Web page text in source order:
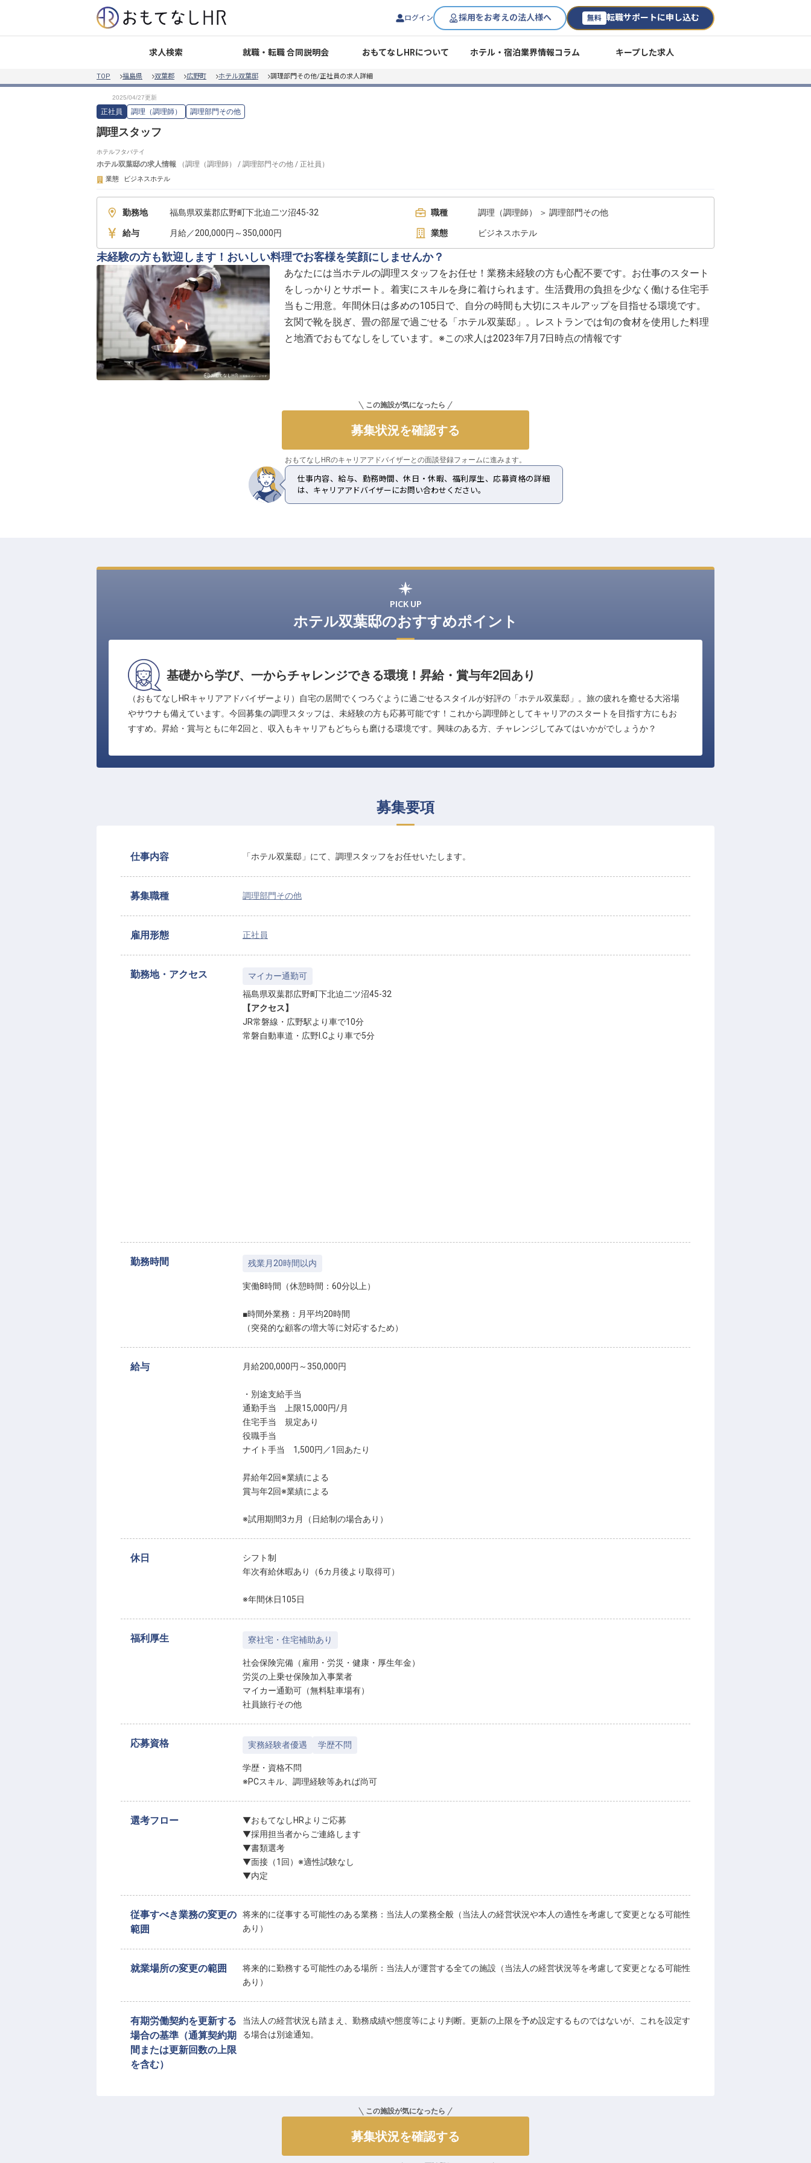
ログイン 採用をお考えの法人様へ 無料 転職サポートに申し込む
求人検索 就職・転職 合同説明会 おもてなしHRについて ホテル・宿泊業界情報コラム キープした求人
TOP 福島県 双葉郡 広野町 ホテル双葉邸 調理部門その他/正社員の求人詳細
正社員 調理（調理師） 調理部門その他
調理スタッフ
ホテルフタバテイ
ホテル双葉邸の求人情報 （調理（調理師） / 調理部門その他 / 正社員 ）
業態 ビジネスホテル
勤務地 福島県双葉郡広野町下北迫二ツ沼45-32 職種 調理（調理師） ＞ 調理部門その他
給与 月給／200,000円～350,000円 業態 ビジネスホテル
未経験の方も歓迎します！おいしい料理でお客様を笑顔にしませんか？
あなたには当ホテルの調理スタッフをお任せ！業務未経験の方も心配不要です。お仕事のスタート
をしっかりとサポート。着実にスキルを身に着けられます。生活費用の負担を少なく働ける住宅手
当もご用意。年間休日は多めの105日で、自分の時間も大切にスキルアップを目指せる環境です。
玄関で靴を脱ぎ、畳の部屋で過ごせる「ホテル双葉邸」。レストランでは旬の食材を使用した料理
と地酒でおもてなしをしています。※この求人は2023年7月7日時点の情報です
この施設が気になったら
募集状況を確認する
おもてなしHRのキャリアアドバイザーとの面談登録フォームに進みます。
仕事内容、給与、勤務時間、休日・休暇、福利厚生、応募資格の詳細
は、キャリアアドバイザーにお問い合わせください。
PICK UP
ホテル双葉邸のおすすめポイント
基礎から学び、一からチャレンジできる環境！昇給・賞与年2回あり
（おもてなしHRキャリアアドバイザーより）自宅の居間でくつろぐように過ごせるスタイルが好評の「ホテル双葉邸」。旅の疲れを癒せる大浴場
やサウナも備えています。今回募集の調理スタッフは、未経験の方も応募可能です！これから調理師としてキャリアのスタートを目指す方にもお
すすめ。昇給・賞与ともに年2回と、収入もキャリアもどちらも磨ける環境です。興味のある方、チャレンジしてみてはいかがでしょうか？
募集要項
仕事内容 「ホテル双葉邸」にて、調理スタッフをお任せいたします。
募集職種 調理部門その他
雇用形態 正社員
勤務地・アクセス
マイカー通勤可
福島県双葉郡広野町下北迫二ツ沼45-32
【アクセス】
JR常磐線・広野駅より車で10分
常磐自動車道・広野I.Cより車で5分
勤務時間 残業月20時間以内
実働8時間（休憩時間：60分以上）
■時間外業務：月平均20時間
（突発的な顧客の増大等に対応するため）
給与 月給200,000円～350,000円
・別途支給手当
通勤手当 上限15,000円/月
住宅手当 規定あり
役職手当
ナイト手当 1,500円／1回あたり
昇給年2回※業績による
賞与年2回※業績による
※試用期間3カ月（日給制の場合あり）
休日
シフト制
年次有給休暇あり（6カ月後より取得可）
※年間休日105日
福利厚生 寮社宅・住宅補助あり
社会保険完備（雇用・労災・健康・厚生年金）
労災の上乗せ保険加入事業者
マイカー通勤可（無料駐車場有）
社員旅行その他
応募資格 実務経験者優遇 学歴不問
学歴・資格不問
※PCスキル、調理経験等あれば尚可
選考フロー
▼おもてなしHRよりご応募
▼採用担当者からご連絡します
▼書類選考
▼面接（1回）※適性試験なし
▼内定
従事すべき業務の変更の
範囲
将来的に従事する可能性のある業務：当法人の業務全般（当法人の経営状況や本人の適性を考慮して変更となる可能性
あり）
就業場所の変更の範囲
将来的に勤務する可能性のある場所：当法人が運営する全ての施設（当法人の経営状況等を考慮して変更となる可能性
あり）
有期労働契約を更新する
場合の基準（通算契約期
間または更新回数の上限
を含む）
当法人の経営状況も踏まえ、勤務成績や態度等により判断。更新の上限を予め設定するものではないが、これを設定す
る場合は別途通知。
この施設が気になったら
募集状況を確認する